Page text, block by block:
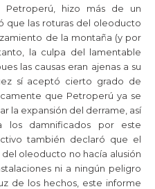
hizo más de un
que las roturas del oleoducto
de la montaña (y por
la culpa del lamentable
las causas eran ajenas a su
sí aceptó cierto grado de
que Petroperú ya se
la expansión del derrame, así
los damnificados por este
también declaró que el
oleoducto no hacía alusión
ni a ningún peligro
de los hechos, este informe